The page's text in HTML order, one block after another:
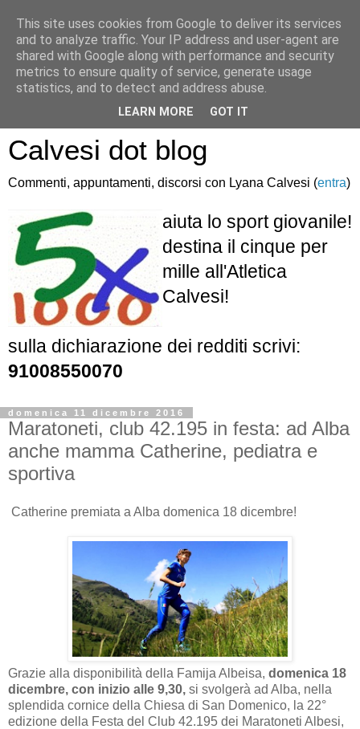
Atletica Sandro
Calvesi dot blog
Commenti, appuntamenti, discorsi con Lyana Calvesi (entra)
aiuta lo sport giovanile!
destina il cinque per
mille all'Atletica
Calvesi!
sulla dichiarazione dei redditi scrivi:
91008550070
domenica 11 dicembre 2016
Maratoneti, club 42.195 in festa: ad Alba
anche mamma Catherine, pediatra e
sportiva
Catherine premiata a Alba domenica 18 dicembre!
Grazie alla disponibilità della Famija Albeisa, domenica 18
dicembre, con inizio alle 9,30, si svolgerà ad Alba, nella
splendida cornice della Chiesa di San Domenico, la 22°
edizione della Festa del Club 42.195 dei Maratoneti Albesi,
This site uses cookies from Google to deliver its services
and to analyze traffic. Your IP address and user-agent are
shared with Google along with performance and security
metrics to ensure quality of service, generate usage
statistics, and to detect and address abuse.
LEARN MORE GOT IT